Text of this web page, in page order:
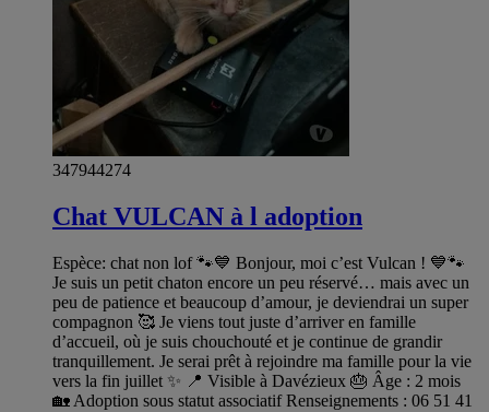
347944274
Chat VULCAN à l adoption
Espèce: chat non lof 🐾💙 Bonjour, moi c’est Vulcan ! 💙🐾
Je suis un petit chaton encore un peu réservé… mais avec un
peu de patience et beaucoup d’amour, je deviendrai un super
compagnon 🥰 Je viens tout juste d’arriver en famille
d’accueil, où je suis chouchouté et je continue de grandir
tranquillement. Je serai prêt à rejoindre ma famille pour la vie
vers la fin juillet ✨ 📍 Visible à Davézieux 🎂 Âge : 2 mois
🏡 Adoption sous statut associatif Renseignements : 06 51 41